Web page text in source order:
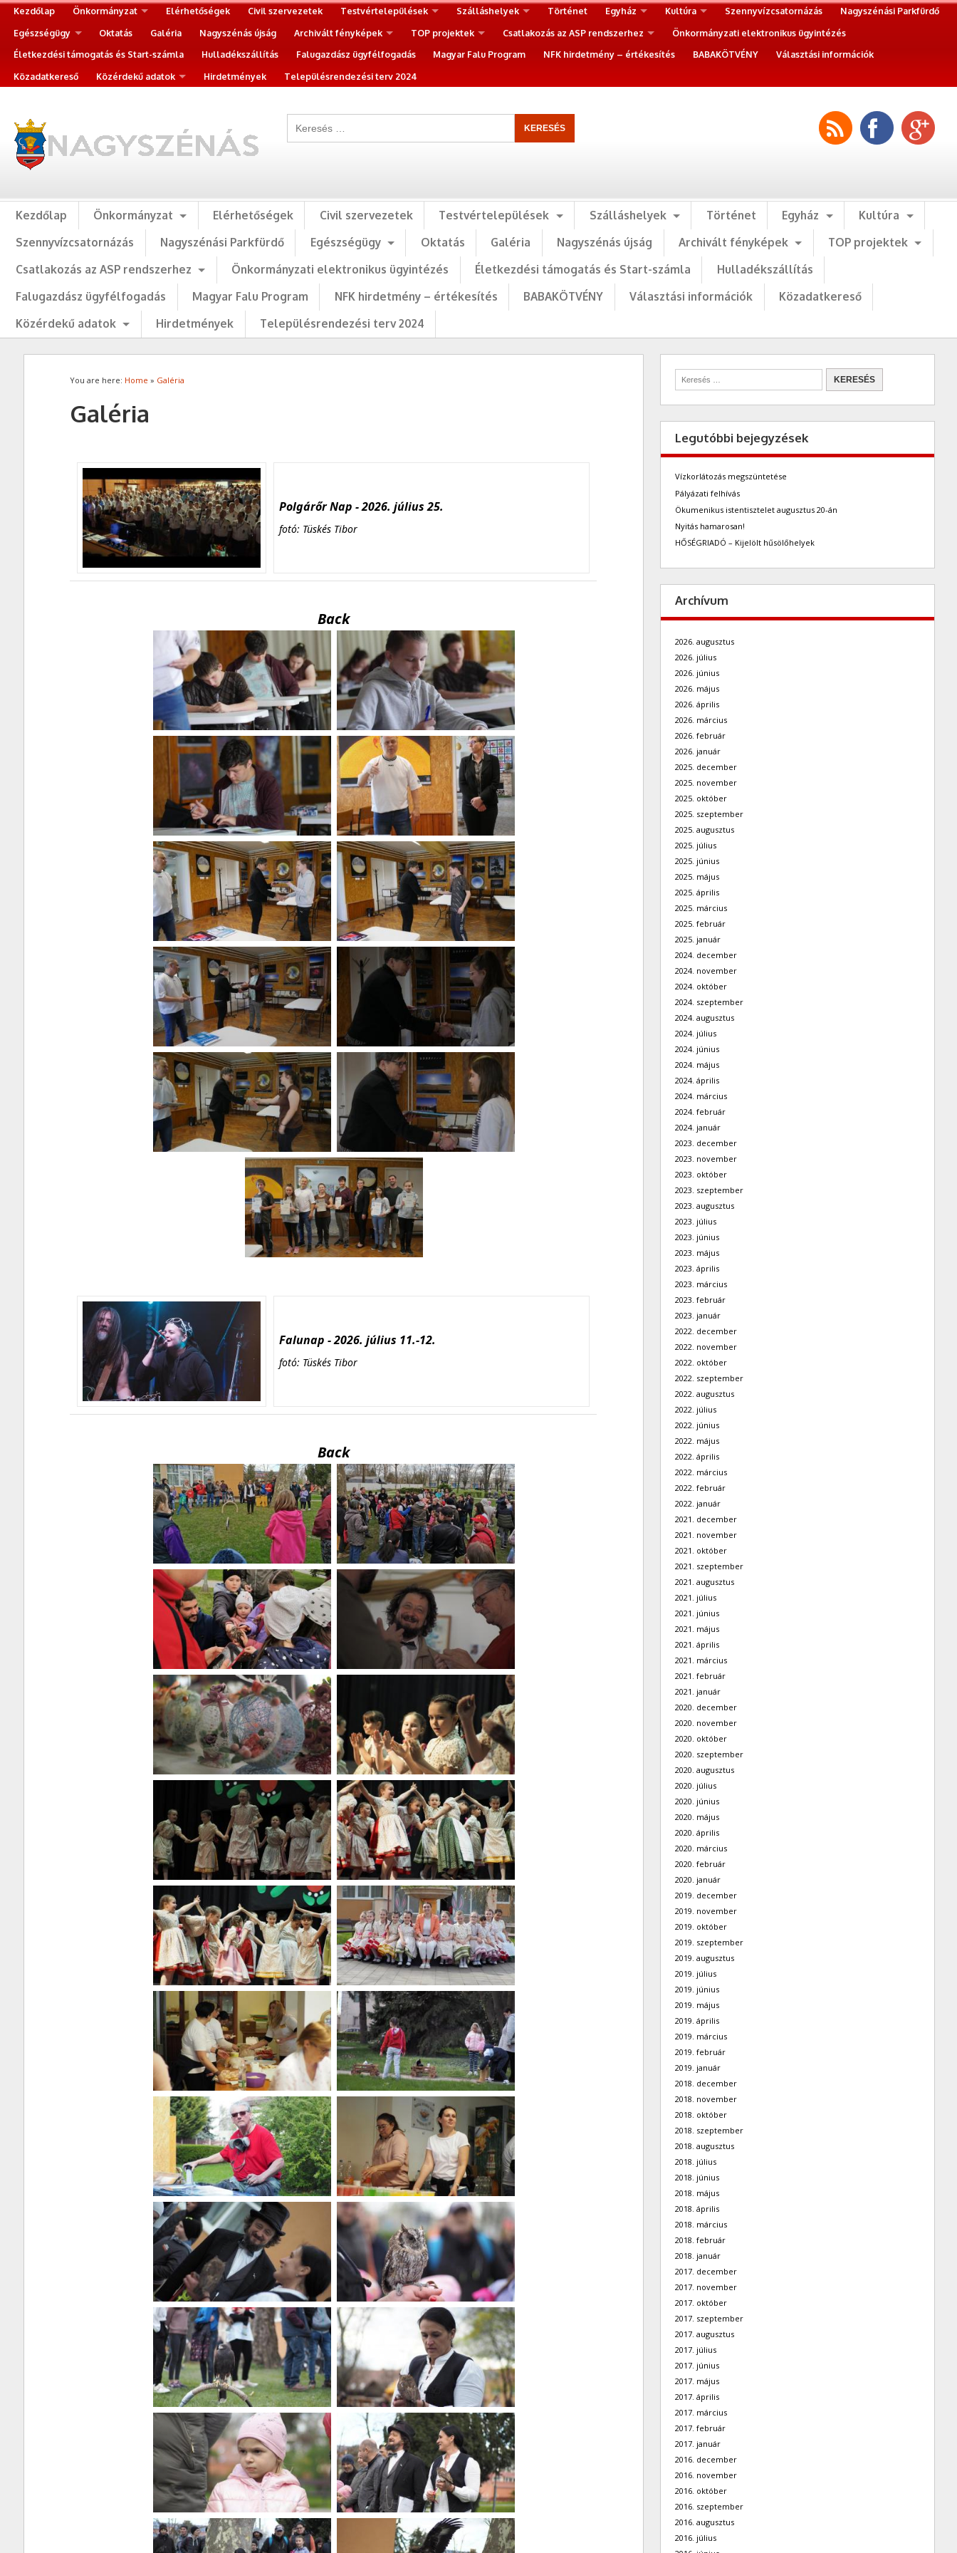
Kezdőlap Önkormányzat Elérhetőségek Civil szervezetek Testvértelepülések Szálláshelyek Történet Egyház Kultúra Szennyvízcsatornázás
Nagyszénási Parkfürdő
Egészségügy
Oktatás Galéria Nagyszénás újság Archivált fényképek TOP projektek Csatlakozás az ASP rendszerhez
Önkormányzati elektronikus ügyintézés
Életkezdési támogatás és Start-számla
Hulladékszállítás Falugazdász ügyfélfogadás Magyar Falu Program NFK hirdetmény – értékesítés BABAKÖTVÉNY
Választási információk
Közadatkereső
Közérdekű adatok Hirdetmények Településrendezési terv 2024
Kezdőlap Önkormányzat Elérhetőségek Civil szervezetek Testvértelepülések Szálláshelyek Történet Egyház
Kultúra
Szennyvízcsatornázás
Nagyszénási Parkfürdő Egészségügy Oktatás Galéria Nagyszénás újság Archivált fényképek
TOP projektek
Csatlakozás az ASP rendszerhez
Önkormányzati elektronikus ügyintézés Életkezdési támogatás és Start-számla
Hulladékszállítás
Falugazdász ügyfélfogadás
Magyar Falu Program NFK hirdetmény – értékesítés BABAKÖTVÉNY Választási információk
Közadatkereső
Közérdekű adatok
Hirdetmények Településrendezési terv 2024
You are here: Home » Galéria
Galéria
Polgárőr Nap - 2026. július 25.
fotó: Tüskés Tibor
Back
Falunap - 2026. július 11.-12.
fotó: Tüskés Tibor
Back
Legutóbbi bejegyzések
Vízkorlátozás megszüntetése
Pályázati felhívás
Ökumenikus istentisztelet augusztus 20-án
Nyitás hamarosan!
HŐSÉGRIADÓ – Kijelölt hűsölőhelyek
Archívum
2026. augusztus
2026. július
2026. június
2026. május
2026. április
2026. március
2026. február
2026. január
2025. december
2025. november
2025. október
2025. szeptember
2025. augusztus
2025. július
2025. június
2025. május
2025. április
2025. március
2025. február
2025. január
2024. december
2024. november
2024. október
2024. szeptember
2024. augusztus
2024. július
2024. június
2024. május
2024. április
2024. március
2024. február
2024. január
2023. december
2023. november
2023. október
2023. szeptember
2023. augusztus
2023. július
2023. június
2023. május
2023. április
2023. március
2023. február
2023. január
2022. december
2022. november
2022. október
2022. szeptember
2022. augusztus
2022. július
2022. június
2022. május
2022. április
2022. március
2022. február
2022. január
2021. december
2021. november
2021. október
2021. szeptember
2021. augusztus
2021. július
2021. június
2021. május
2021. április
2021. március
2021. február
2021. január
2020. december
2020. november
2020. október
2020. szeptember
2020. augusztus
2020. július
2020. június
2020. május
2020. április
2020. március
2020. február
2020. január
2019. december
2019. november
2019. október
2019. szeptember
2019. augusztus
2019. július
2019. június
2019. május
2019. április
2019. március
2019. február
2019. január
2018. december
2018. november
2018. október
2018. szeptember
2018. augusztus
2018. július
2018. június
2018. május
2018. április
2018. március
2018. február
2018. január
2017. december
2017. november
2017. október
2017. szeptember
2017. augusztus
2017. július
2017. június
2017. május
2017. április
2017. március
2017. február
2017. január
2016. december
2016. november
2016. október
2016. szeptember
2016. augusztus
2016. július